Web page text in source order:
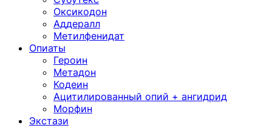
Оксикодон
Аддералл
Метилфенидат
Опиаты
Героин
Метадон
Кодеин
Ацитилированный опий + ангидрид
Морфин
Экстази